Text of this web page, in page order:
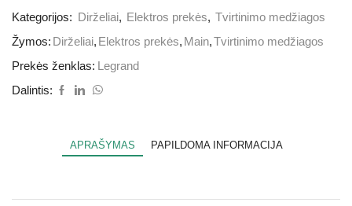
Kategorijos:
Dirželiai, Elektros prekės, Tvirtinimo medžiagos
Žymos: Dirželiai, Elektros prekės, Main,Tvirtinimo medžiagos
Prekės ženklas:
Legrand
Dalintis:
APRAŠYMAS PAPILDOMA INFORMACIJA